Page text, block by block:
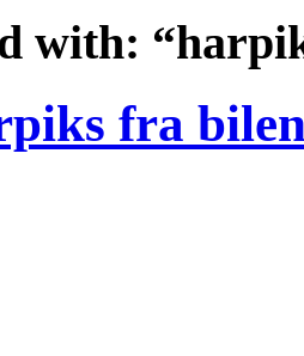
with:
fra